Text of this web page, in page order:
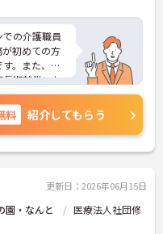
の介護職員
初めての方
。また、
期就業いた
イントをお
ださい。
料 紹介してもらう
更新日：2026年06月15日
園・なんと
医療法人社団修